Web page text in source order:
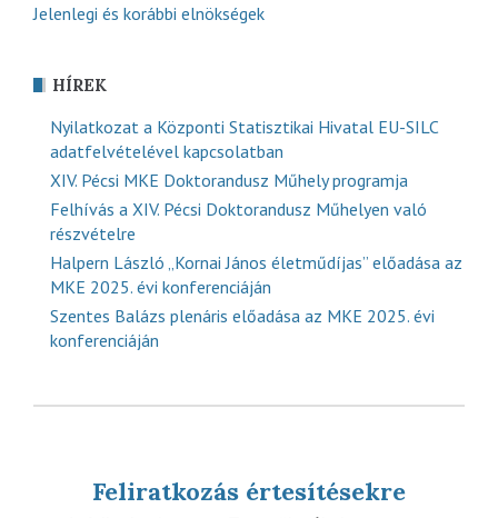
Jelenlegi és korábbi elnökségek
HÍREK
Nyilatkozat a Központi Statisztikai Hivatal EU-SILC
adatfelvételével kapcsolatban
XIV. Pécsi MKE Doktorandusz Műhely programja
Felhívás a XIV. Pécsi Doktorandusz Műhelyen való
részvételre
Halpern László „Kornai János életműdíjas” előadása az
MKE 2025. évi konferenciáján
Szentes Balázs plenáris előadása az MKE 2025. évi
konferenciáján
Feliratkozás értesítésekre